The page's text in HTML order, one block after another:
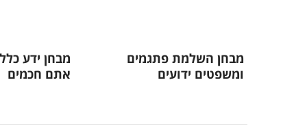
מבחן השלמת פתגמים
ומשפטים ידועים
מבחן ידע
אתם חכמים